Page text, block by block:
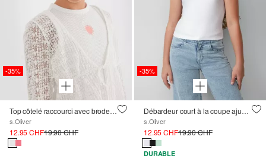
-35%
Top côtelé raccourci avec broderie
s.Oliver
12.95 CHF19.90 CHF
-35%
Débardeur court à la coupe ajustée avec détails de découpe
s.Oliver
12.95 CHF19.90 CHF
DURABLE